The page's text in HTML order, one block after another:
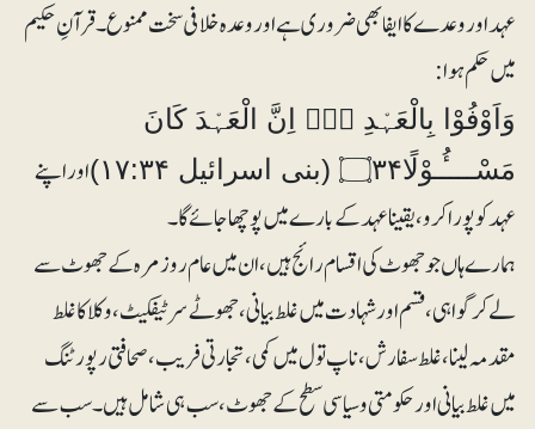
عہد اور وعدے کا ایفا بھی ضروری ہے اور وعدہ خلافی سخت ممنوع۔ قرآنِ حکیم
میں حکم ہوا:
وَاَوْفُوْا بِالْعَہْدِ ۝۰ۚ اِنَّ الْعَہْدَ كَانَ
مَسْــــُٔـوْلًا۝۳۴ (بنی اسرائیل ۱۷:۳۴)
اور اپنے
عہد کو پورا کرو، یقینا عہد کے بارے میں پوچھا جائے گا۔
ہمارے ہاں جو جھوٹ کی اقسام رائج ہیں، ان میں عام روز مرہ کے جھوٹ سے
لے کر گواہی، قسم اور شہادت میں غلط بیانی، جھوٹے سرٹیفکیٹ، وکلا کا غلط
مقدمہ لینا، غلط سفارش، ناپ تول میں کمی، تجارتی فریب، صحافتی رپورٹنگ
میں غلط بیانی اور حکومتی و سیاسی سطح کے جھوٹ، سب ہی شامل ہیں۔ سب سے